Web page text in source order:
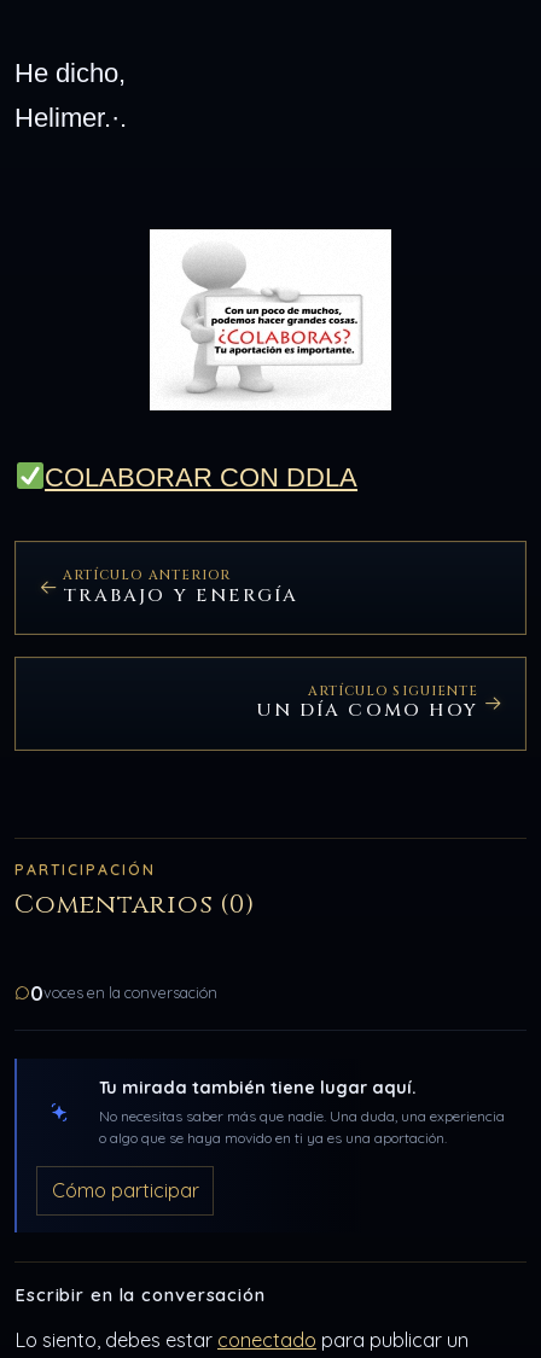
He dicho,
Helimer.·.
COLABORAR CON DDLA
ARTÍCULO ANTERIOR
TRABAJO Y ENERGÍA
ARTÍCULO SIGUIENTE
UN DÍA COMO HOY
PARTICIPACIÓN
Comentarios (0)
0voces en la conversación
Tu mirada también tiene lugar aquí.
No necesitas saber más que nadie. Una duda, una experiencia
o algo que se haya movido en ti ya es una aportación.
Cómo participar
Escribir en la conversación
Lo siento, debes estar conectado para publicar un